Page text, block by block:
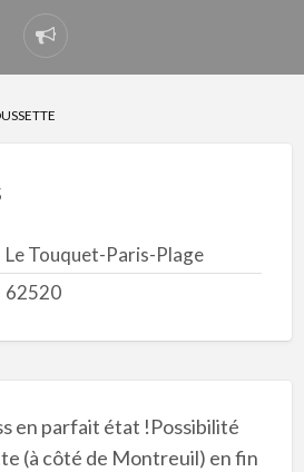
Signaler
un
problème
Le Touquet-Paris-Plage
62520
en parfait état !Possibilité
(à côté de Montreuil) en fin